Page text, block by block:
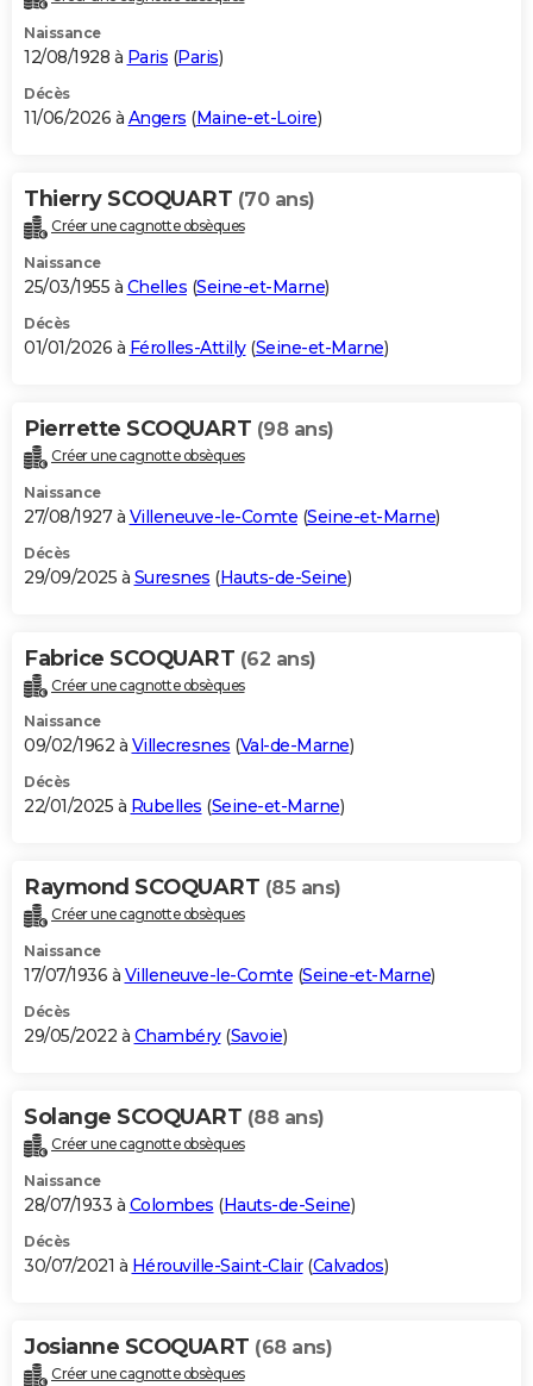
Dictionnaire
Biographies
Citations
Expressions
Proverbes
PROGRAMME TV
S'inscrire
Se connecter
Lycées
Collèges
Primaires
Universités
Entreprises
Service militaire
Avis de recherche
AVIS DE DÉCÈS
Bricolage
Lifestyle
Culture
Sport
Auto
Television
Voyage
Cinema
Naissance
12/08/1928 à Paris (Paris)
Décès
11/06/2026 à Angers (Maine-et-Loire)
Thierry SCOQUART (70 ans)
Créer une cagnotte obsèques
Naissance
25/03/1955 à Chelles (Seine-et-Marne)
Décès
01/01/2026 à Férolles-Attilly(Seine-et-Marne)
Pierrette SCOQUART (98 ans)
Créer une cagnotte obsèques
Naissance
27/08/1927 à Villeneuve-le-Comte (Seine-et-Marne)
Décès
29/09/2025 à Suresnes (Hauts-de-Seine)
Fabrice SCOQUART (62 ans)
Créer une cagnotte obsèques
Naissance
09/02/1962 à Villecresnes (Val-de-Marne)
Décès
22/01/2025 à Rubelles (Seine-et-Marne)
Raymond SCOQUART (85 ans)
Créer une cagnotte obsèques
Naissance
17/07/1936 à Villeneuve-le-Comte (Seine-et-Marne)
Décès
29/05/2022 à Chambéry(Savoie)
Solange SCOQUART (88 ans)
Créer une cagnotte obsèques
Naissance
28/07/1933 à Colombes (Hauts-de-Seine)
Décès
30/07/2021 à Hérouville-Saint-Clair(Calvados)
Josianne SCOQUART (68 ans)
Créer une cagnotte obsèques